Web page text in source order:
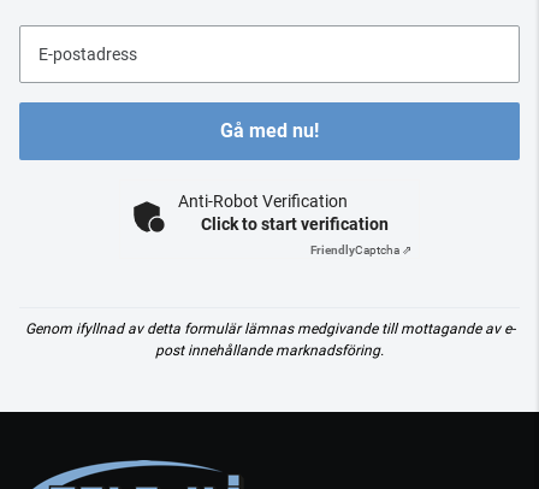
E-postadress
Gå med nu!
Anti-Robot Verification
Click to start verification
FriendlyCaptcha ⇗
Genom ifyllnad av detta formulär lämnas medgivande till mottagande av e-
post innehållande marknadsföring.